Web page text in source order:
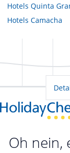
Hotels Quinta
Hotels Camacha
Oh nein,